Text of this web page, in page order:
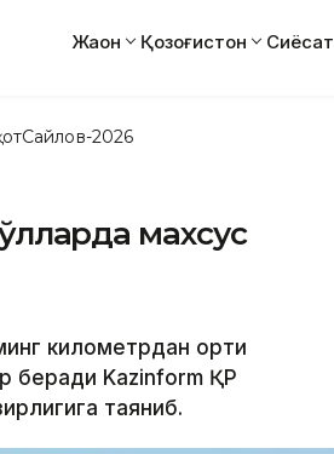
Жаҳон Қозоғистон Сиёсат
Сайлов-2026
махсус
километрдан ортиқ
беради Kazinform ҚР
таяниб.